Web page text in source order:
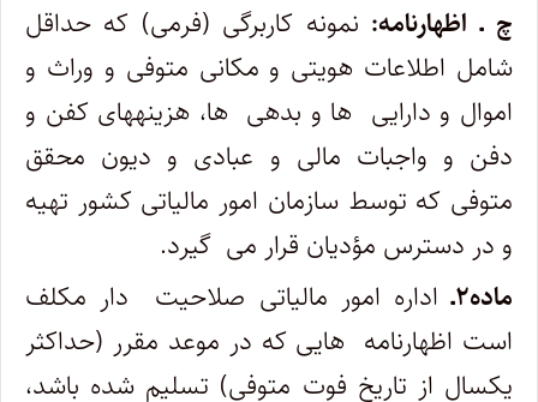
چ ـ اظهارنامه: نمونه کاربرگی (فرمی) که حداقل
شامل اطلاعات هویتی و مکانی متوفی و وراث و
اموال و دارایی ‎ ها و بدهی ‎ ها، هزینه‏های کفن و
دفن و واجبات مالی و عبادی و دیون محقق
متوفی که توسط سازمان امور مالیاتی کشور تهیه
و در دسترس مؤدیان قرار می ‎ گیرد.
ماده۲ـ
اداره امور مالیاتی صلاحیت ‎ دار مکلف
است اظهارنامه ‎ هایی که در موعد مقرر (حداکثر
یکسال از تاریخ فوت متوفی) تسلیم شده باشد،